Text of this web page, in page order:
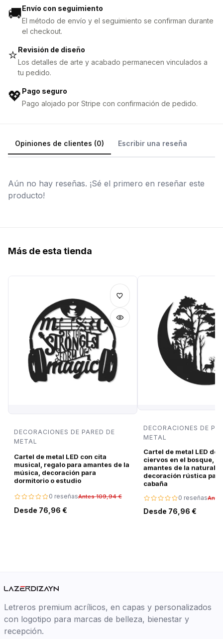
🚚Envío con seguimiento
El método de envío y el seguimiento se confirman durante
el checkout.
⭐Revisión de diseño
Los detalles de arte y acabado permanecen vinculados a
tu pedido.
💖 Pago seguro
Pago alojado por Stripe con confirmación de pedido.
Opiniones de clientes (0) Escribir una reseña
Aún no hay reseñas. ¡Sé el primero en reseñar este
producto!
Más de esta tienda
DECORACIONES DE PARED DE
METAL
Cartel de metal LED con cita
musical, regalo para amantes de la
música, decoración para
dormitorio o estudio
0 reseñasAntes 109,94 €
Desde 76,96 €
DECORACIONES DE
METAL
Cartel de metal LED de
ciervos en el bosque,
amantes de la
decoración rústica
cabaña
0 reseñas
Desde 76,96 €
Letreros premium acrílicos, en capas y personalizados
con logotipo para marcas de belleza, bienestar y
recepción.